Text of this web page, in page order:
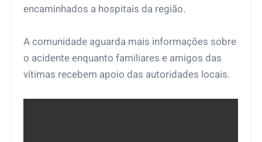
encaminhados a hospitais da região.
A comunidade aguarda mais informações sobre
o acidente enquanto familiares e amigos das
vítimas recebem apoio das autoridades locais.